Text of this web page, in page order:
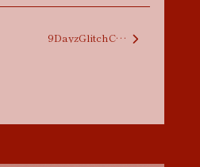
9DayzGlitchClubTokyoミル・サトウ生誕祭 “笑顔がテレサ from 米沢”